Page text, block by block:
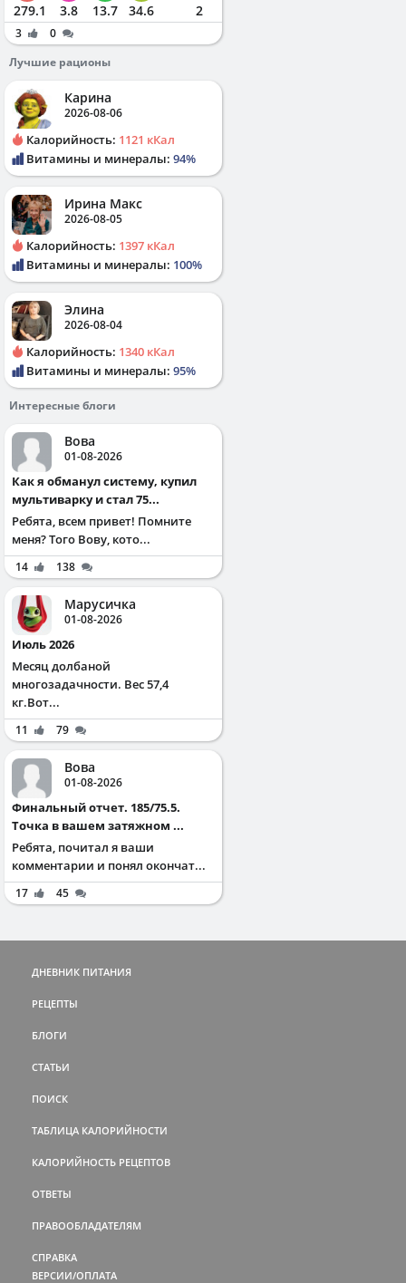
279.1 3.8 13.7 34.6 2
3
0
Лучшие рационы
Карина
2026-08-06
Калорийность: 1121 кКал
Витамины и минералы: 94%
Ирина Макс
2026-08-05
Калорийность: 1397 кКал
Витамины и минералы: 100%
Элина
2026-08-04
Калорийность: 1340 кКал
Витамины и минералы: 95%
Интересные блоги
Вова
01-08-2026
Как я обманул систему, купил
мультиварку и стал 75...
Ребята, всем привет! Помните
меня? Того Вову, кото...
14 138
Марусичка
01-08-2026
Июль 2026
Месяц долбаной
многозадачности. Вес 57,4
кг.Вот...
11 79
Вова
01-08-2026
Финальный отчет. 185/75.5.
Точка в вашем затяжном ...
Ребята, почитал я ваши
комментарии и понял окончат...
17 45
ДНЕВНИК ПИТАНИЯ
РЕЦЕПТЫ
БЛОГИ
СТАТЬИ
ПОИСК
ТАБЛИЦА КАЛОРИЙНОСТИ
КАЛОРИЙНОСТЬ РЕЦЕПТОВ
ОТВЕТЫ
ПРАВООБЛАДАТЕЛЯМ
СПРАВКА
ВЕРСИИ/ОПЛАТА